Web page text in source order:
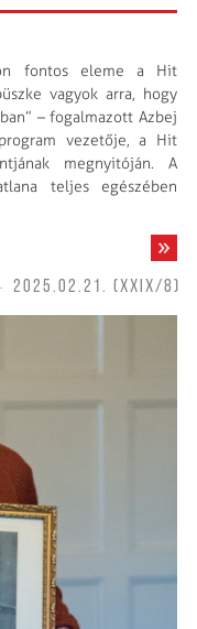
fontos eleme a Hit
vagyok arra, hogy
– fogalmazott Azbej
vezetője, a Hit
megnyitóján. A
teljes egészében
2025.02.21. (XXIX/8)